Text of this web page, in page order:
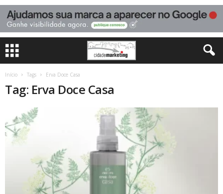
Início Tags Erva Doce Casa
Tag: Erva Doce Casa